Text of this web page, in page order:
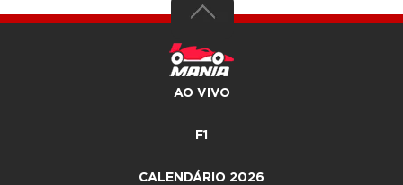
AO VIVO
F1
CALENDÁRIO 2026